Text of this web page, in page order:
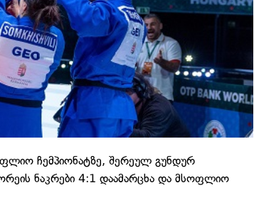
ჩემპიონატზე, შერეულ გუნდურ
ნაკრები 4:1 დაამარცხა და მსოფლიო